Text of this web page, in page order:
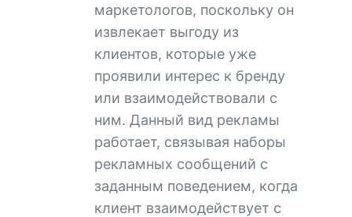
маркетологов, поскольку он
извлекает выгоду из
клиентов, которые уже
проявили интерес к бренду
или взаимодействовали с
ним. Данный вид рекламы
работает, связывая наборы
рекламных сообщений с
заданным поведением, когда
клиент взаимодействует с